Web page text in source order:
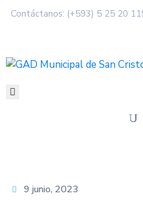
Contáctanos: (+593) 5 25 20
MUNICIPALIDAD
CIUDAD
9 junio, 2023